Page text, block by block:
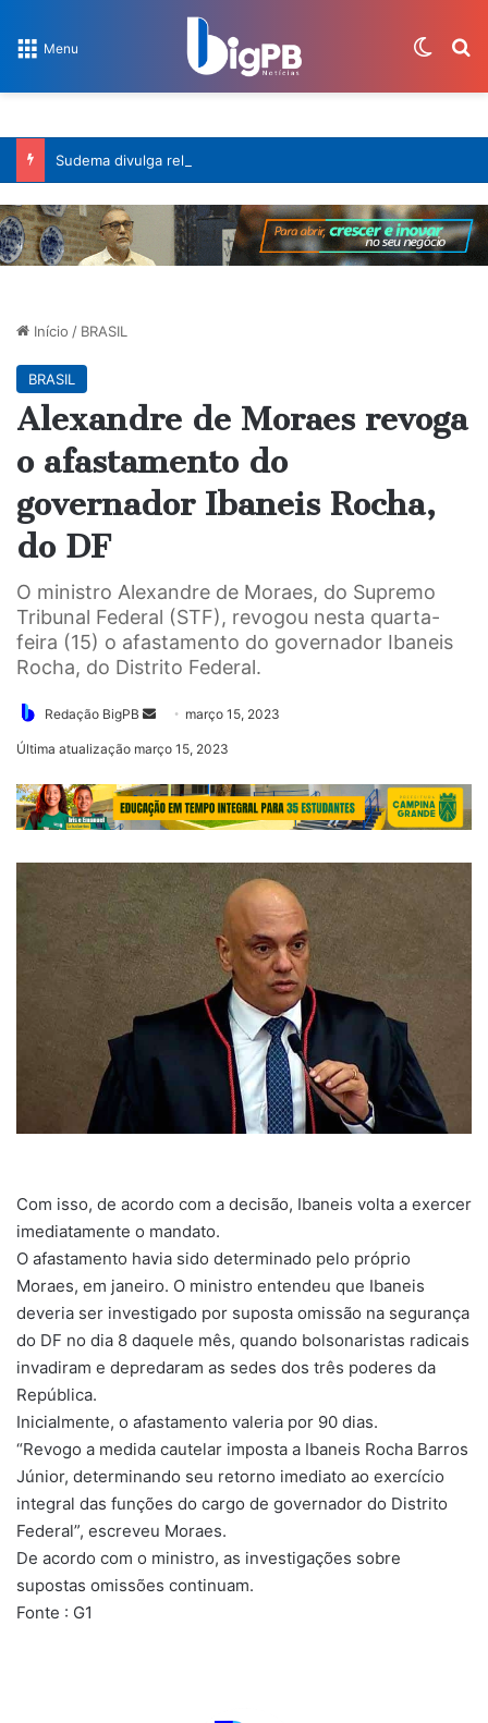
Menu
Início / BRASIL
BRASIL
Alexandre de Moraes revoga
o afastamento do
governador Ibaneis Rocha,
do DF
O ministro Alexandre de Moraes, do Supremo
Tribunal Federal (STF), revogou nesta quarta-
feira (15) o afastamento do governador Ibaneis
Rocha, do Distrito Federal.
Redação BigPB
Mande
mail
março 15, 2023
Última atualização março 15, 2023
Com isso, de acordo com a decisão, Ibaneis volta a exercer
imediatamente o mandato.
O afastamento havia sido determinado pelo próprio
Moraes, em janeiro. O ministro entendeu que Ibaneis
deveria ser investigado por suposta omissão na segurança
do DF no dia 8 daquele mês, quando bolsonaristas radicais
invadiram e depredaram as sedes dos três poderes da
República.
Inicialmente, o afastamento valeria por 90 dias.
“Revogo a medida cautelar imposta a Ibaneis Rocha Barros
Júnior, determinando seu retorno imediato ao exercício
integral das funções do cargo de governador do Distrito
Federal”, escreveu Moraes.
De acordo com o ministro, as investigações sobre
supostas omissões continuam.
Fonte : G1